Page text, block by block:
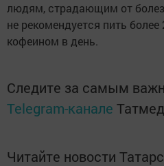
людям, страдающим от
не рекомендуется пить
кофеином в день.
Следите за самым
Telegram-канале
Читайте новости